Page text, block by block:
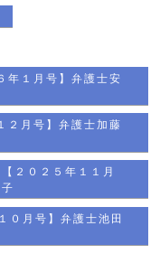
年１月号】弁護士安
２月号】弁護士加藤
２０２５年１１月
０月号】弁護士池田